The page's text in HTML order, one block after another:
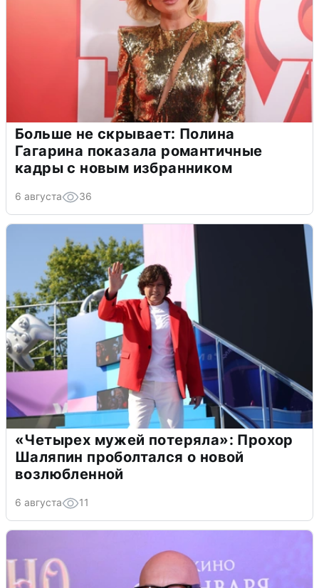
Больше не скрывает: Полина
Гагарина показала романтичные
кадры с новым избранником
6 августа 36
«Четырех мужей потеряла»: Прохор
Шаляпин проболтался о новой
возлюбленной
6 августа 11